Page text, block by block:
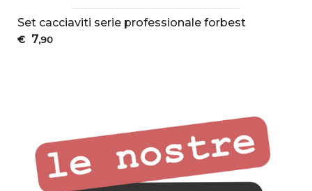
Set cacciaviti serie professionale forbest
€ 7,90